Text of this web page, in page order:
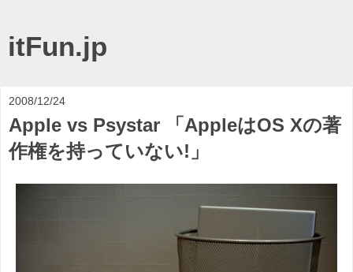
itFun.jp
2008/12/24
Apple vs Psystar 「AppleはOS Xの著
作権を持っていない!」